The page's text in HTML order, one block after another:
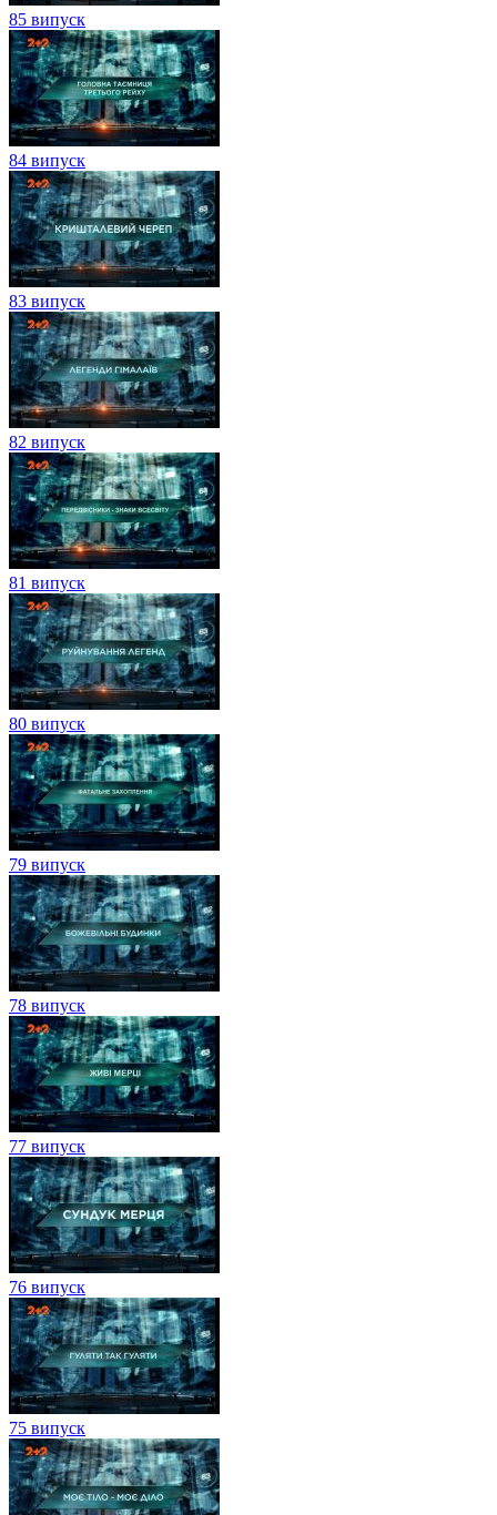
85 випуск
84 випуск
83 випуск
82 випуск
81 випуск
80 випуск
79 випуск
78 випуск
77 випуск
76 випуск
75 випуск